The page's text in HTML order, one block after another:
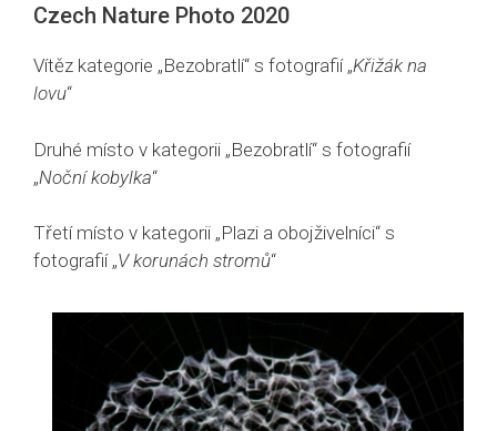
Czech Nature Photo 2020
Vítěz kategorie „Bezobratlí“ s fotografií „Křižák na
lovu“
Druhé místo v kategorii „Bezobratlí“ s fotografií
„Noční kobylka“
Třetí místo v kategorii „Plazi a obojživelníci“ s
fotografií „V korunách stromů“